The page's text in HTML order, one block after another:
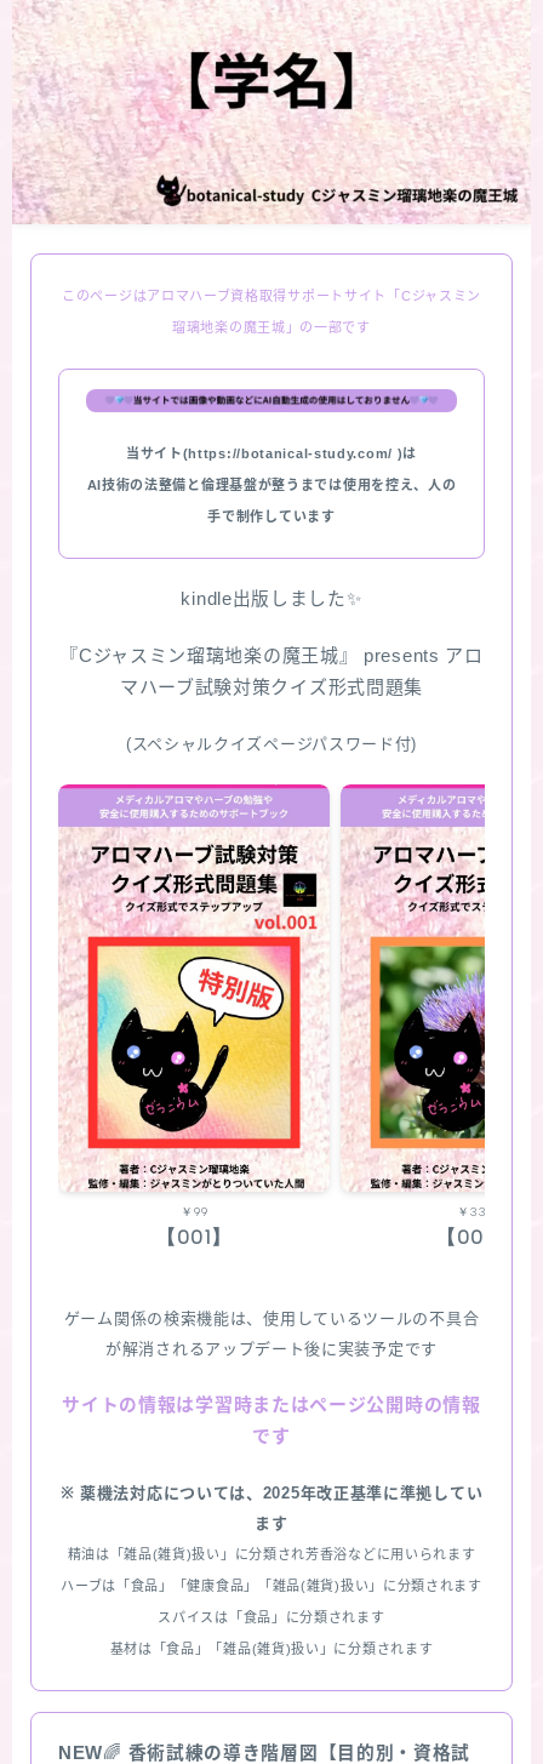
Cジャスミン瑠璃地楽の主な活動先リンク集
プロフィール
アロマハーブアンケート
おすすめ商品＆レビュー
★スペシャルアロマハーブ４択クイズ (kindle出
お問い合わせ
サイトマップ
このページはアロマハーブ資格取得サポートサイト「Cジャスミン
瑠璃地楽の魔王城」の一部です
当サイト(https://botanical-study.com/ )は
AI技術の法整備と倫理基盤が整うまでは使用を控え、人の
手で制作しています
kindle出版しました✨
『Cジャスミン瑠璃地楽の魔王城』 presents アロ
マハーブ試験対策クイズ形式問題集
(スペシャルクイズページパスワード付)
￥99
【001】
￥330
【002】
ゲーム関係の検索機能は、使用しているツールの不具合
が解消されるアップデート後に実装予定です
サイトの情報は学習時またはページ公開時の情報
です
※ 薬機法対応については、2025年改正基準に準拠してい
ます
精油は「雑品(雑貨)扱い」に分類され芳香浴などに用いられます
ハーブは「食品」「健康食品」「雑品(雑貨)扱い」に分類されます
スパイスは「食品」に分類されます
基材は「食品」「雑品(雑貨)扱い」に分類されます
NEW🌈 香術試練の導き階層図【目的別・資格試